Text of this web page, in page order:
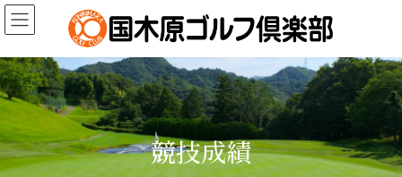
コ
ン
ン
ツ
へ
キ
ッ
プ
ナ
ビ
ー
シ
ョ
に
移
動
競技成績